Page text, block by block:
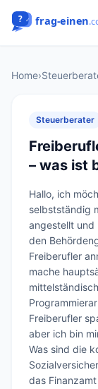
Home›
Steuerberater
– was ist
Hallo, ich
selbstständig
angestellt und
den
Freiberufler
mache
Freiberufler
aber ich bin
Was sind die
das